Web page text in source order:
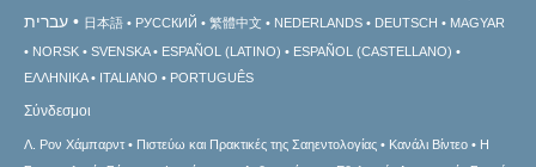
עברית 日本語 РУССКИЙ 繁體中文 NEDERLANDS DEUTSCH
MAGYAR
NORSK
SVENSKA ESPAÑOL (LATINO)
ESPAÑOL (CASTELLANO)
ΕΛΛΗΝΙΚA
ITALIANO PORTUGUÊS
Σύνδεσμοι
Λ. Ρον Χάμπαρντ Πιστεύω και Πρακτικές της Σαηεντολογίας Κανάλι Βίντεο
Η